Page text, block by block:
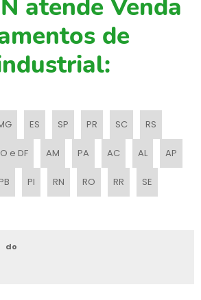
INDUSTRIAL
ALUGUEL
INDUSTRIAL
PISO
PISO
atende Venda
de
ES SP PR SC RS
e DF AM PA AC AL AP
PB PI RN RO RR SE
do